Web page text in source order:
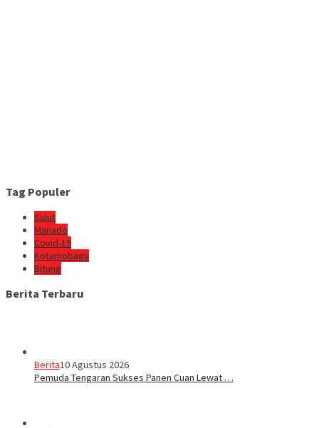
Tag Populer
Sulut
Manado
Covid-19
Kotamobagu
Bitung
Berita Terbaru
Berita10 Agustus 2026
Pemuda Tengaran Sukses Panen Cuan Lewat …